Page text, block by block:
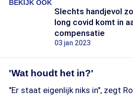
BEKIJK OOK
Slechts handjevol
long covid komt in
compensatie
03 jan 2023
'Wat houdt het in?'
"Er staat eigenlijk niks in", zegt